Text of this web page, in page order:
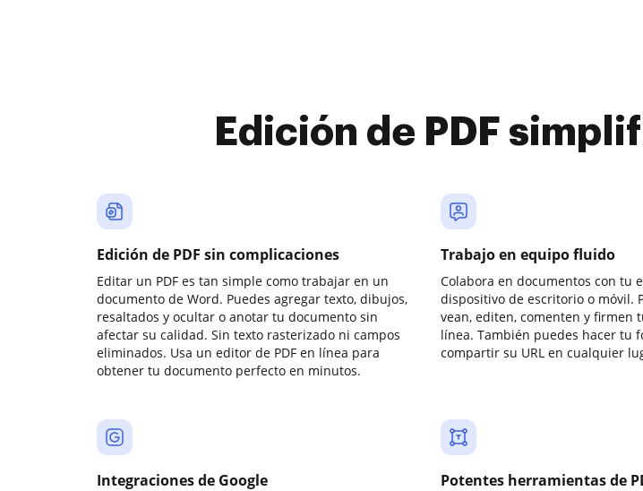
Edición de PDF
Edición de PDF sin complicaciones
Editar un PDF es tan simple como trabajar en un
documento de Word. Puedes agregar texto, dibujos,
resaltados y ocultar o anotar tu documento sin
afectar su calidad. Sin texto rasterizado ni campos
eliminados. Usa un editor de PDF en línea para
obtener tu documento perfecto en minutos.
Trabajo en equipo fluido
Colabora en documentos con tu
dispositivo de escritorio o móvil.
vean, editen, comenten y firmen
línea. También puedes hacer tu
compartir su URL en cualquier
Integraciones de Google
Potentes herramientas de